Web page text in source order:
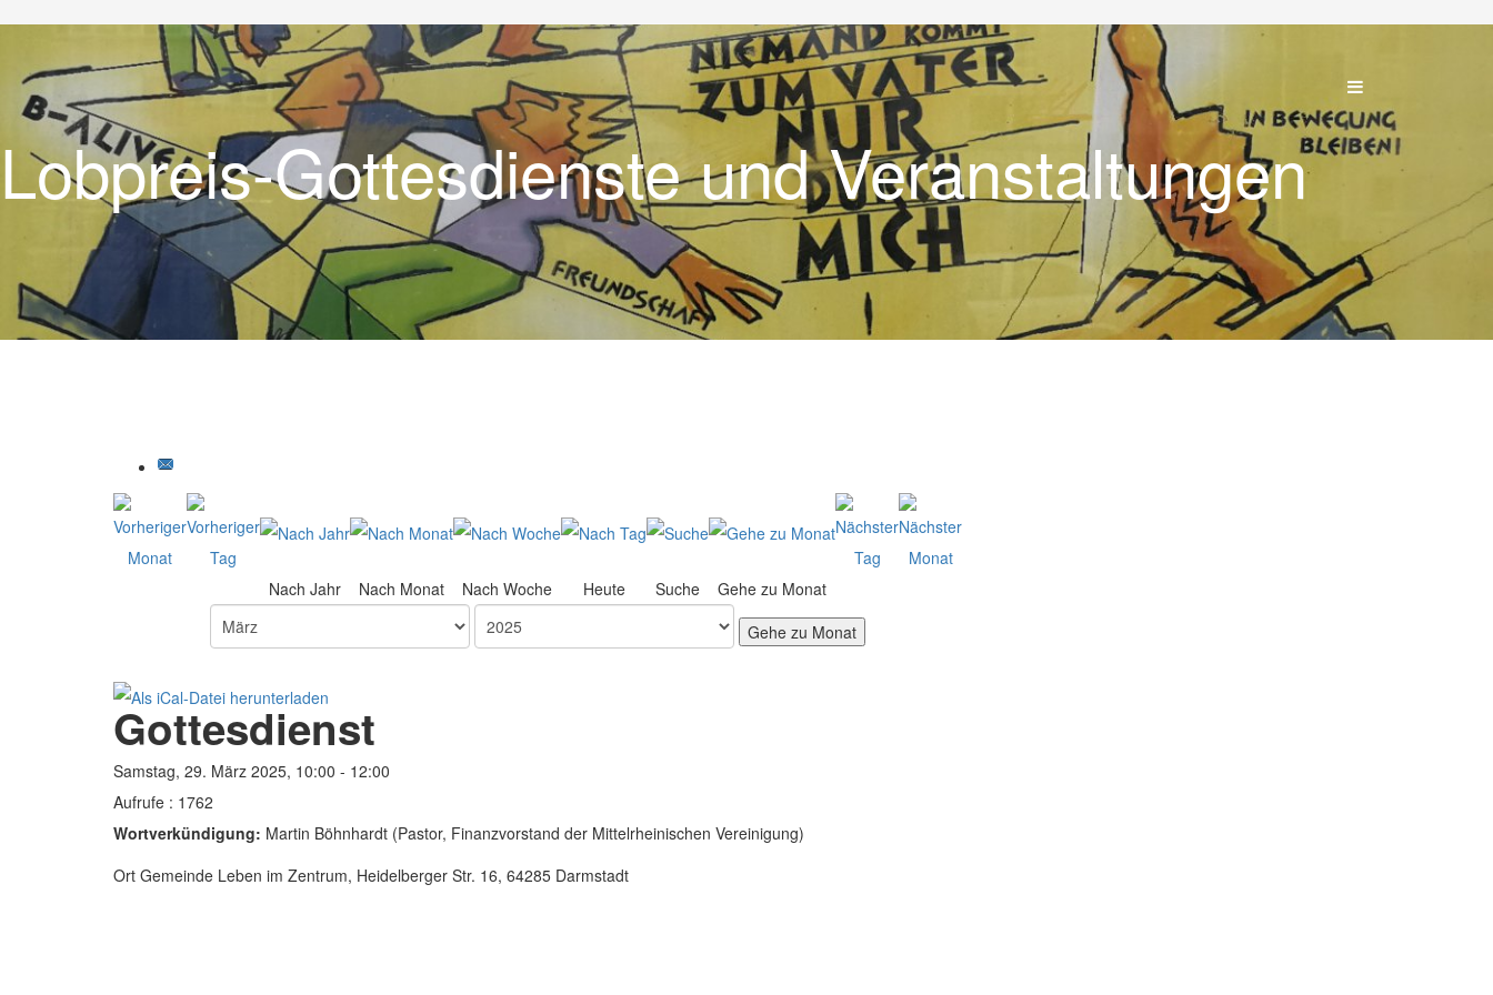
Lobpreis-Gottesdienste und Veranstaltungen
Nach Jahr Nach Monat Nach Woche Heute Suche
Gehe zu Monat
Gehe zu Monat
Gottesdienst
Samstag, 29. März 2025, 10:00 - 12:00
Aufrufe : 1762
Wortverkündigung: Martin Böhnhardt (Pastor, Finanzvorstand der Mittelrheinischen Vereinigung)
Ort Gemeinde Leben im Zentrum, Heidelberger Str. 16, 64285 Darmstadt